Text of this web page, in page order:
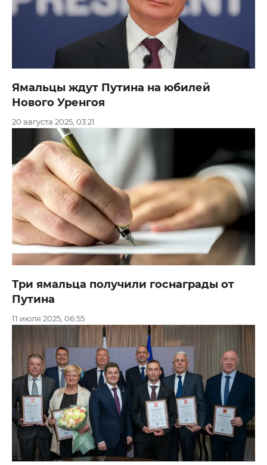
Ямальцы ждут Путина на юбилей
Нового Уренгоя
20 августа 2025, 03:21
Три ямальца получили госнаграды от
Путина
11 июля 2025, 06:55